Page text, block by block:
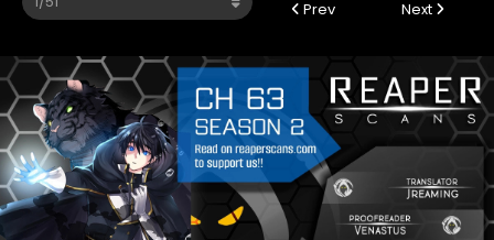
Prev Next